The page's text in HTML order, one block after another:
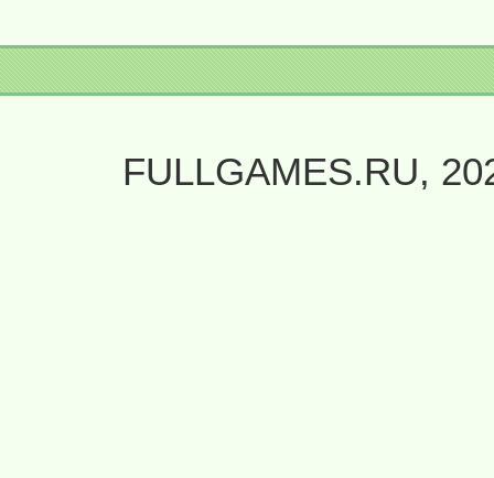
FULLGAMES.RU,